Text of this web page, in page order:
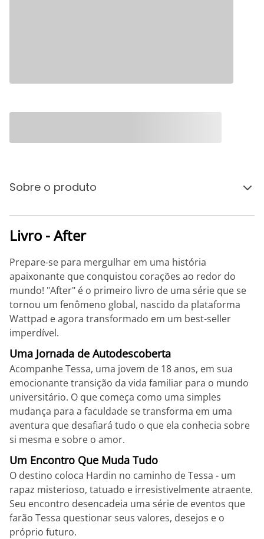
Sobre o produto
Livro - After
Prepare-se para mergulhar em uma história
apaixonante que conquistou corações ao redor do
mundo! "After" é o primeiro livro de uma série que se
tornou um fenômeno global, nascido da plataforma
Wattpad e agora transformado em um best-seller
imperdível.
Uma Jornada de Autodescoberta
Acompanhe Tessa, uma jovem de 18 anos, em sua
emocionante transição da vida familiar para o mundo
universitário. O que começa como uma simples
mudança para a faculdade se transforma em uma
aventura que desafiará tudo o que ela conhecia sobre
si mesma e sobre o amor.
Um Encontro Que Muda Tudo
O destino coloca Hardin no caminho de Tessa - um
rapaz misterioso, tatuado e irresistivelmente atraente.
Seu encontro desencadeia uma série de eventos que
farão Tessa questionar seus valores, desejos e o
próprio futuro.